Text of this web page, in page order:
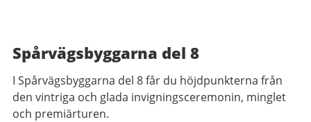
Spårvägsbyggarna del 8
I Spårvägsbyggarna del 8 får du höjdpunkterna från
den vintriga och glada invigningsceremonin, minglet
och premiärturen.